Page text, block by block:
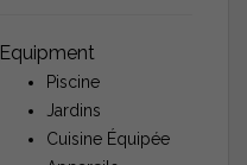
Equipment
Piscine
Jardins
Cuisine Équipée